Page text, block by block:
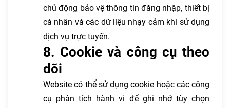
chủ động bảo vệ thông tin đăng nhập, thiết bị
cá nhân và các dữ liệu nhạy cảm khi sử dụng
dịch vụ trực tuyến.
8. Cookie và công cụ theo
dõi
Website có thể sử dụng cookie hoặc các công
cụ phân tích hành vi để ghi nhớ tùy chọn